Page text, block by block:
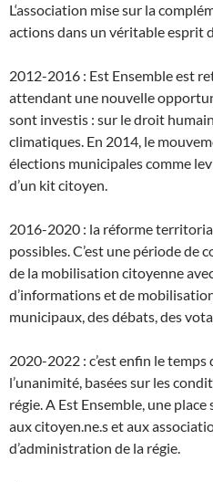
L‘association mise sur la
actions dans un véritable esprit
2012-2016 : Est Ensemble est
attendant une nouvelle
sont investis : sur le droit
climatiques. En 2014, le
élections municipales comme
d’un kit citoyen.
2016-2020 : la réforme
possibles. C’est une période de
de la mobilisation citoyenne
d’informations et de
municipaux, des débats, des
2020-2022 : c’est enfin le
l’unanimité, basées sur les
régie. A Est Ensemble, une
aux citoyen.ne.s et aux
d’administration de la régie.